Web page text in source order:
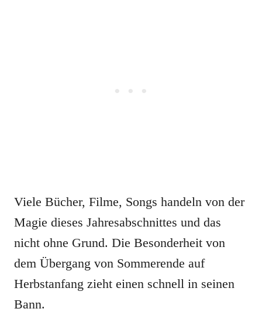
Viele Bücher, Filme, Songs handeln von der
Magie dieses Jahresabschnittes und das
nicht ohne Grund. Die Besonderheit von
dem Übergang von Sommerende auf
Herbstanfang zieht einen schnell in seinen
Bann.